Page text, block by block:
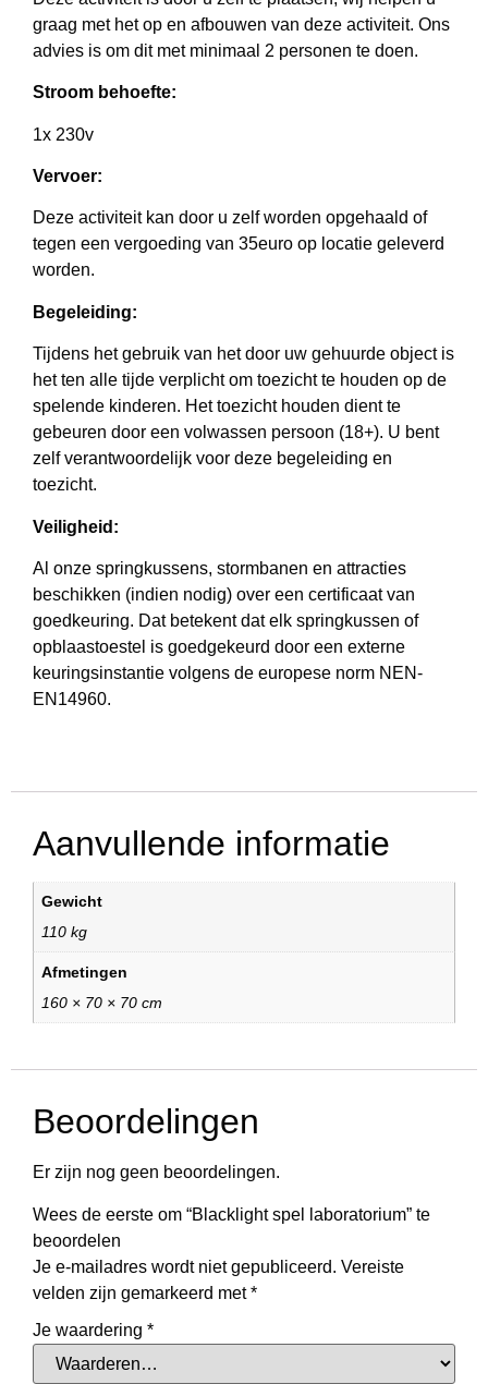
graag met het op en afbouwen van deze activiteit. Ons
advies is om dit met minimaal 2 personen te doen.
Stroom behoefte:
1x 230v
Vervoer:
Deze activiteit kan door u zelf worden opgehaald of
tegen een vergoeding van 35euro op locatie geleverd
worden.
Begeleiding:
Tijdens het gebruik van het door uw gehuurde object is
het ten alle tijde verplicht om toezicht te houden op de
spelende kinderen. Het toezicht houden dient te
gebeuren door een volwassen persoon (18+). U bent
zelf verantwoordelijk voor deze begeleiding en
toezicht.
Veiligheid:
Al onze springkussens, stormbanen en attracties
beschikken (indien nodig) over een certificaat van
goedkeuring. Dat betekent dat elk springkussen of
opblaastoestel is goedgekeurd door een externe
keuringsinstantie volgens de europese norm NEN-
EN14960.
Aanvullende informatie
Gewicht
110 kg
Afmetingen
160 × 70 × 70 cm
Beoordelingen
Er zijn nog geen beoordelingen.
Wees de eerste om “Blacklight spel laboratorium” te
beoordelen
Je e-mailadres wordt niet gepubliceerd. Vereiste
velden zijn gemarkeerd met*
Je waardering *